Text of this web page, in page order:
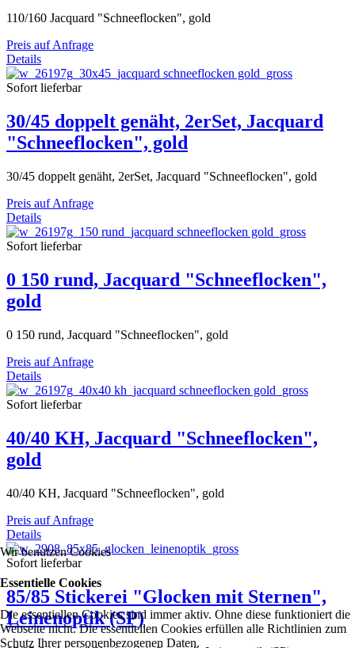
110/160 Jacquard "Schneeflocken", gold
Preis auf Anfrage
Details
Sofort lieferbar
30/45 doppelt genäht, 2erSet, Jacquard
"Schneeflocken", gold
30/45 doppelt genäht, 2erSet, Jacquard "Schneeflocken", gold
Preis auf Anfrage
Details
Sofort lieferbar
0 150 rund, Jacquard "Schneeflocken",
gold
0 150 rund, Jacquard "Schneeflocken", gold
Preis auf Anfrage
Details
Sofort lieferbar
40/40 KH, Jacquard "Schneeflocken",
gold
40/40 KH, Jacquard "Schneeflocken", gold
Preis auf Anfrage
Details
Sofort lieferbar
85/85 Stickerei "Glocken mit Sternen",
Leinenoptik (SP)
Wir benutzen Cookies
Essentielle Cookies
Die essentiellen Cookies sind immer aktiv. Ohne diese funktioniert die
Webseite nicht. Die essentiellen Cookies erfüllen alle Richtlinien zum
Schutz Ihrer personenbezogenen Daten.